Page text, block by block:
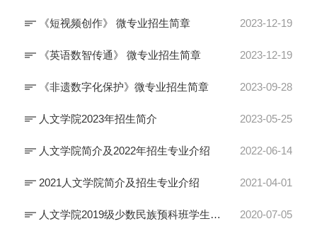
《短视频创作》 微专业招生简章 2023-12-19
《英语数智传通》 微专业招生简章 2023-12-19
《非遗数字化保护》微专业招生简章 2023-09-28
人文学院2023年招生简介 2023-05-25
人文学院简介及2022年招生专业介绍 2022-06-14
2021人文学院简介及招生专业介绍 2021-04-01
人文学院2019级少数民族预科班学生专业分流初步名单公示 2020-07-05